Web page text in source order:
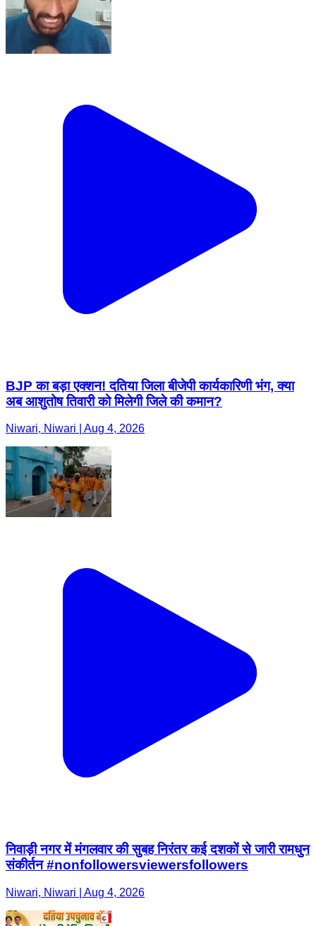
BJP का बड़ा एक्शन! दतिया जिला बीजेपी कार्यकारिणी भंग, क्या
अब आशुतोष तिवारी को मिलेगी जिले की कमान?
Niwari, Niwari | Aug 4, 2026
निवाड़ी नगर में मंगलवार की सुबह निरंतर कई दशकों से जारी रामधुन
संकीर्तन #nonfollowersviewersfollowers
Niwari, Niwari | Aug 4, 2026